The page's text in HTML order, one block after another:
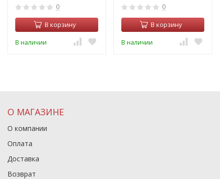
0
В корзину
В наличии
0
В корзину
В наличии
О МАГАЗИНЕ
О компании
Оплата
Доставка
Возврат